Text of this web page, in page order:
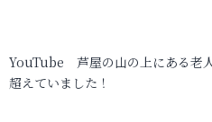
YouTube 芦屋の山の上にある老
超えていました！